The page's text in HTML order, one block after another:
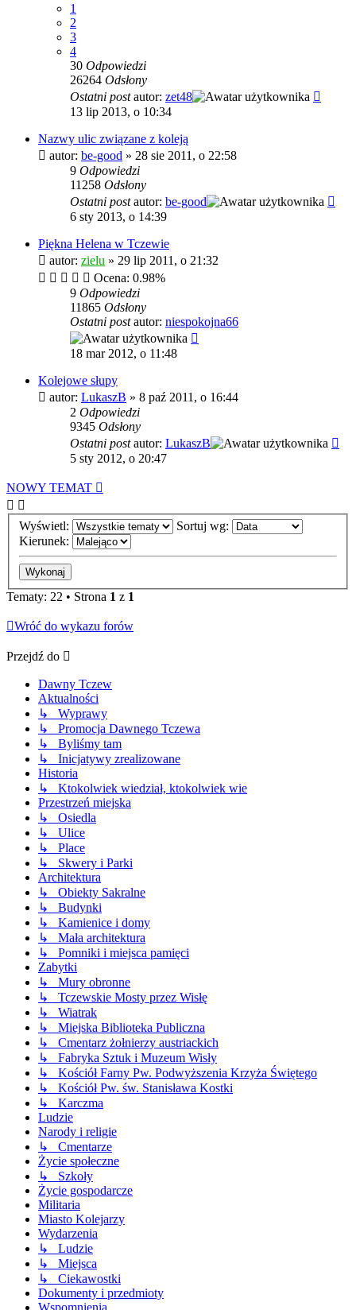
1
2
3
4
30 Odpowiedzi
26264 Odsłony
Ostatni postautor: zet48
13 lip 2013, o 10:34
Nazwy ulic związane z koleją
autor: be-good » 28 sie 2011, o 22:58
9 Odpowiedzi
11258 Odsłony
Ostatni postautor: be-good
6 sty 2013, o 14:39
Piękna Helena w Tczewie
autor: zielu » 29 lip 2011, o 21:32
Ocena: 0.98%
9 Odpowiedzi
11865 Odsłony
Ostatni postautor: niespokojna66
18 mar 2012, o 11:48
Kolejowe słupy
autor: LukaszB » 8 paź 2011, o 16:44
2 Odpowiedzi
9345 Odsłony
Ostatni postautor: LukaszB
5 sty 2012, o 20:47
NOWY TEMAT
Wyświetl:
Sortuj wg:
Kierunek:
Tematy: 22 • Strona 1 z 1
Wróć do wykazu forów
Przejdź do
Dawny Tczew
Aktualności
↳ Wyprawy
↳ Promocja Dawnego Tczewa
↳ Byliśmy tam
↳ Inicjatywy zrealizowane
Historia
↳ Ktokolwiek wiedział, ktokolwiek wie
Przestrzeń miejska
↳ Osiedla
↳ Ulice
↳ Place
↳ Skwery i Parki
Architektura
↳ Obiekty Sakralne
↳ Budynki
↳ Kamienice i domy
↳ Mała architektura
↳ Pomniki i miejsca pamięci
Zabytki
↳ Mury obronne
↳ Tczewskie Mosty przez Wisłę
↳ Wiatrak
↳ Miejska Biblioteka Publiczna
↳ Cmentarz żołnierzy austriackich
↳ Fabryka Sztuk i Muzeum Wisły
↳ Kościół Farny Pw. Podwyższenia Krzyża Świętego
↳ Kościół Pw. św. Stanisława Kostki
↳ Karczma
Ludzie
Narody i religie
↳ Cmentarze
Życie społeczne
↳ Szkoły
Życie gospodarcze
Militaria
Miasto Kolejarzy
Wydarzenia
↳ Ludzie
↳ Miejsca
↳ Ciekawostki
Dokumenty i przedmioty